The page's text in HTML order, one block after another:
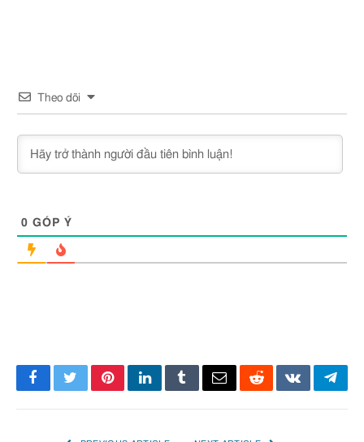
Theo dõi
0 GÓP Ý
Facebook
TwitterPinterestLinkedInTumblrEmailRedditVKontakte